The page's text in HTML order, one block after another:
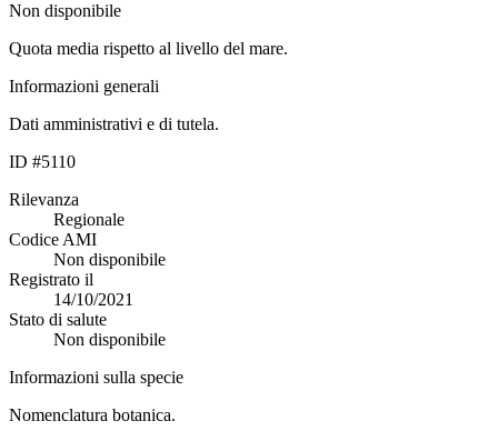
Non disponibile
Quota media rispetto al livello del mare.
Informazioni generali
Dati amministrativi e di tutela.
ID #5110
Rilevanza
Regionale
Codice AMI
Non disponibile
Registrato il
14/10/2021
Stato di salute
Non disponibile
Informazioni sulla specie
Nomenclatura botanica.